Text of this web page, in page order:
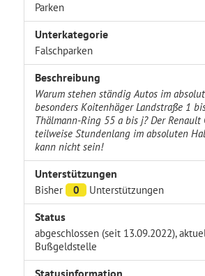
Parken
Unterkategorie
Falschparken
Beschreibung
Warum stehen ständig Autos im
besonders Koitenhäger Landstraße 1
Thälmann-Ring 55 a bis j? Der Renault
teilweise Stundenlang im absoluten
kann nicht sein!
Unterstützungen
Bisher 0 Unterstützungen
Status
abgeschlossen (seit 13.09.2022),
Bußgeldstelle
Statusinformation